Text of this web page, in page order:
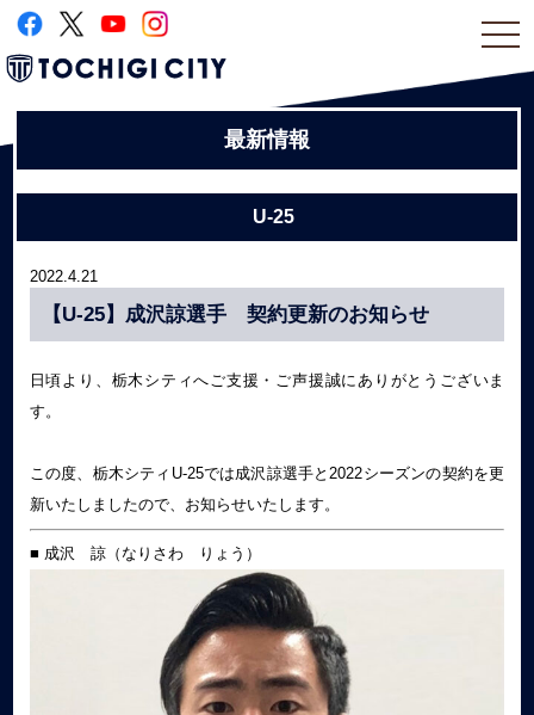
最新情報
U-25
2022.4.21
【U-25】成沢諒選手 契約更新のお知らせ
日頃より、栃木シティへご支援・ご声援誠にありがとうございま
す。
この度、栃木シティU-25では成沢諒選手と2022シーズンの契約を更
新いたしましたので、お知らせいたします。
■ 成沢 諒（なりさわ りょう）